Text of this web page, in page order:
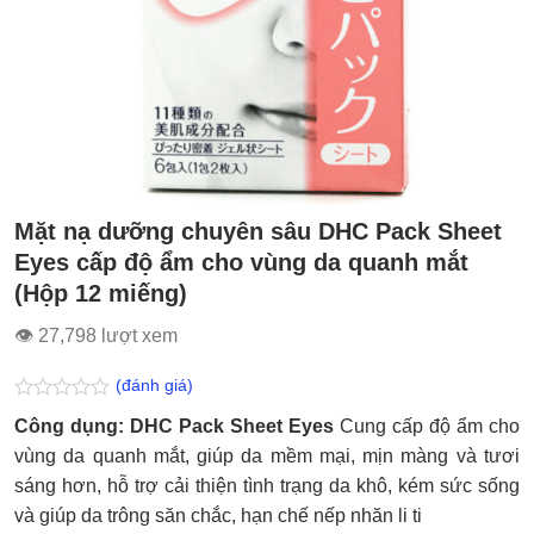
Mặt nạ dưỡng chuyên sâu DHC Pack Sheet
Eyes cấp độ ẩm cho vùng da quanh mắt
(Hộp 12 miếng)
👁 27,798 lượt xem
Được
xếp
hạng
0.0
5
sao
(đánh giá)
Công dụng: DHC Pack Sheet Eyes Cung cấp độ ẩm cho
vùng da quanh mắt, giúp da mềm mại, mịn màng và tươi
sáng hơn, hỗ trợ cải thiện tình trạng da khô, kém sức sống
và giúp da trông săn chắc, hạn chế nếp nhăn li ti